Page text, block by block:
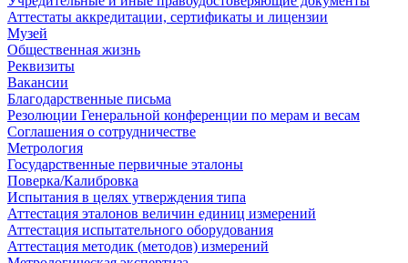
Аттестаты аккредитации, сертификаты и лицензии
Музей
Общественная жизнь
Реквизиты
Вакансии
Благодарственные письма
Резолюции Генеральной конференции по мерам и весам
Соглашения о сотрудничестве
Метрология
Государственные первичные эталоны
Поверка/Калибровка
Испытания в целях утверждения типа
Аттестация эталонов величин единиц измерений
Аттестация испытательного оборудования
Аттестация методик (методов) измерений